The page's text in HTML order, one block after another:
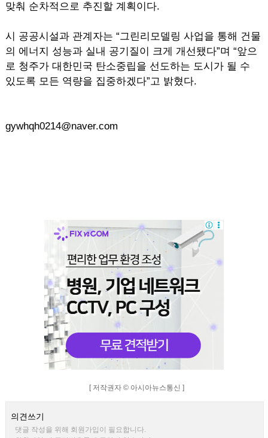
맞춰 순차적으로 추진할 계획이다.
시 공공시설과 관계자는 “그린리모델링 사업을 통해 건물
의 에너지 성능과 실내 공기질이 크게 개선됐다”며 “앞으
로 청주가 대한민국 탄소중립을 선도하는 도시가 될 수
있도록 모든 역량을 집중하겠다”고 밝혔다.
gywhqh0214@naver.com
[ 저작권자 © 아시아뉴스통신 ]
의견쓰기
댓글 작성을 위해 회원가입이 필요합니다.